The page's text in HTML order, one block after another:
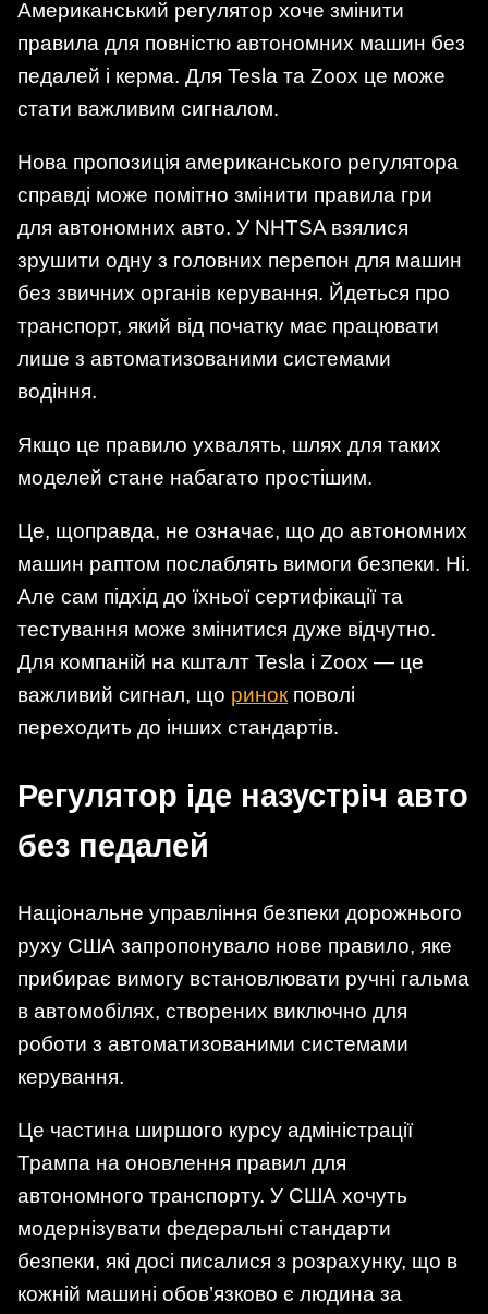
Американський регулятор хоче змінити
правила для повністю автономних машин без
педалей і керма. Для Tesla та Zoox це може
стати важливим сигналом.
Нова пропозиція американського регулятора
справді може помітно змінити правила гри
для автономних авто. У NHTSA взялися
зрушити одну з головних перепон для машин
без звичних органів керування. Йдеться про
транспорт, який від початку має працювати
лише з автоматизованими системами
водіння.
Якщо це правило ухвалять, шлях для таких
моделей стане набагато простішим.
Це, щоправда, не означає, що до автономних
машин раптом послаблять вимоги безпеки. Ні.
Але сам підхід до їхньої сертифікації та
тестування може змінитися дуже відчутно.
Для компаній на кшталт Tesla і Zoox — це
важливий сигнал, що ринокповолі
переходить до інших стандартів.
Регулятор іде назустріч авто
без педалей
Національне управління безпеки дорожнього
руху США запропонувало нове правило, яке
прибирає вимогу встановлювати ручні гальма
в автомобілях, створених виключно для
роботи з автоматизованими системами
керування.
Це частина ширшого курсу адміністрації
Трампа на оновлення правил для
автономного транспорту. У США хочуть
модернізувати федеральні стандарти
безпеки, які досі писалися з розрахунку, що в
кожній машині обов’язково є людина за